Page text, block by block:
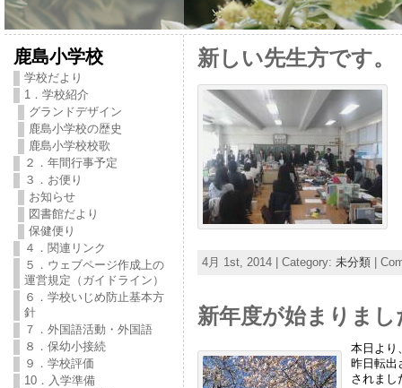
鹿島小学校
学校だより
1．学校紹介
グランドデザイン
鹿島小学校の歴史
鹿島小学校校歌
２．年間行事予定
３．お便り
お知らせ
図書館だより
保健便り
４．関連リンク
５．ウェブページ作成上の
運営規定（ガイドライン）
６．学校いじめ防止基本方
針
７．外国語活動・外国語
８．保幼小接続
９．学校評価
10．入学準備
新しい先生方です。
4月 1st, 2014 | Category: 未分類|
新年度が始まりまし
本日より
昨日転出
されまし